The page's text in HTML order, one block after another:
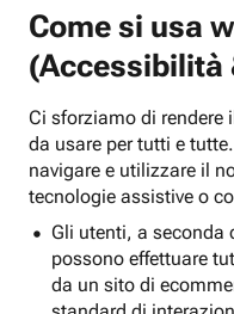
Come si usa
(Accessibilità
Ci sforziamo di rendere
da usare per tutti e
navigare e utilizzare il
tecnologie assistive o
Gli utenti, a seconda
possono effettuare
da un sito di